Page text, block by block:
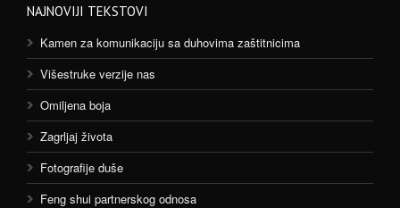
NAJNOVIJI TEKSTOVI
Kamen za komunikaciju sa duhovima zaštitnicima
Višestruke verzije nas
Omiljena boja
Zagrljaj života
Fotografije duše
Feng shui partnerskog odnosa